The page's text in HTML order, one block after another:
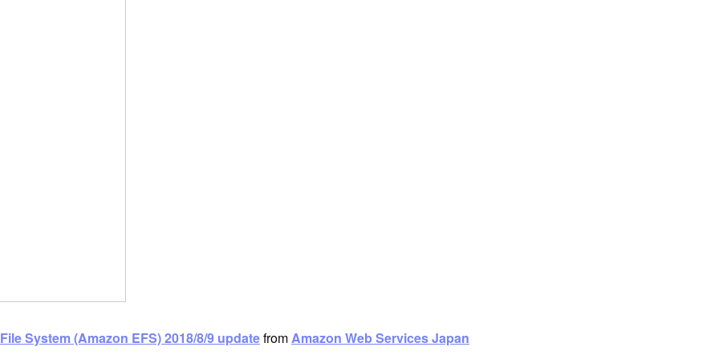
System (Amazon EFS) 2018/8/9 updatefromAmazon Web Services Japan